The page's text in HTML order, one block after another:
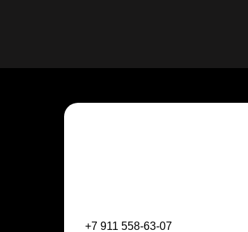
+7 911 558-63-07